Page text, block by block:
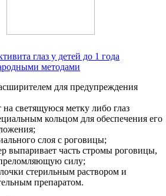
глаз у детей до 1 года
методами
для предупреждения
светящуюся метку либо глаз
кольцом для обеспечения его
слоя с роговицы;
выпаривает часть стромы роговицы,
силу;
стерильным раствором и
препаратом.